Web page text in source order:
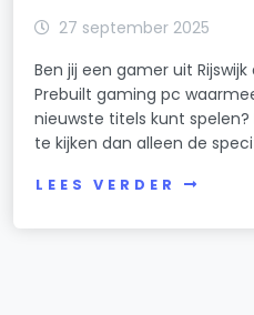
27 september 2025
Ben jij een gamer uit
Prebuilt gaming pc
nieuwste titels kunt
te kijken dan alleen de
LEES VERDER